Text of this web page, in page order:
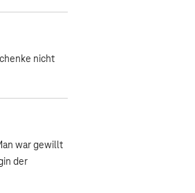
nicht
war gewillt
der